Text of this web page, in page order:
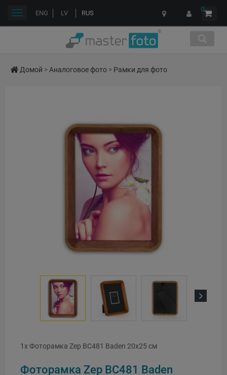
ENG LV RUS 0
Переключить
Домой >Аналоговое фото > Рамки для фото
1x Фоторамка Zep BC481 Baden 20x25 см
Фоторамка Zep BC481 Baden